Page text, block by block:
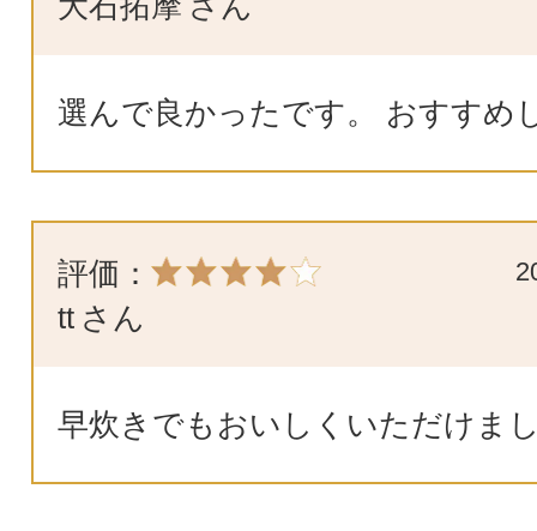
選んで良かったです。 おすすめ
評価：
tt さん
早炊きでもおいしくいただけま